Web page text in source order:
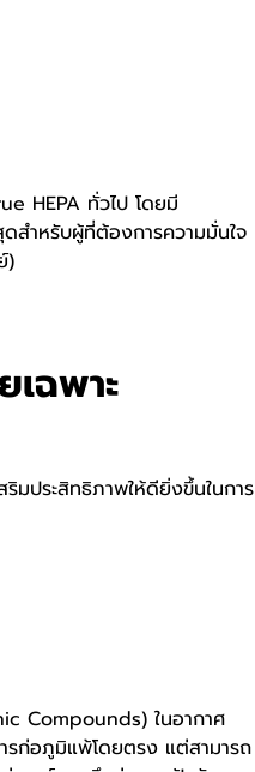
HEPA ทั่วไป โดยมี
สำหรับผู้ที่ต้องการความมั่นใจ
)
ฉพาะ
มประสิทธิภาพให้ดียิ่งขึ้นในการ
Compounds) ในอากาศ
รก่อภูมิแพ้โดยตรง แต่สามารถ